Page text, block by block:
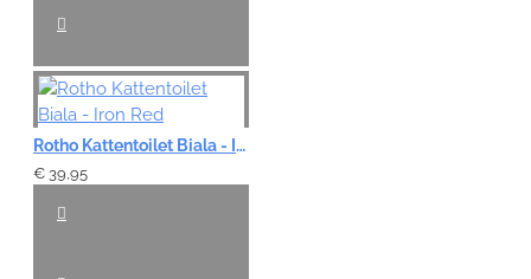
Rotho Kattentoilet Biala - Iron Red
€ 39,95